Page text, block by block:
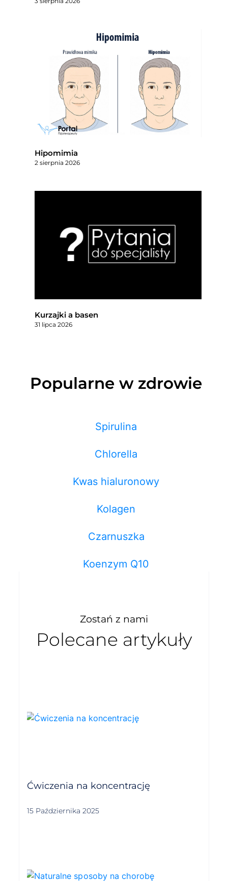
Hipomimia
2 sierpnia 2026
Kurzajki a basen
31 lipca 2026
Popularne w zdrowie
Spirulina
Chlorella
Kwas hialuronowy
Kolagen
Czarnuszka
Koenzym Q10
Zostań z nami
Polecane artykuły
Ćwiczenia na koncentrację
15 Października 2025